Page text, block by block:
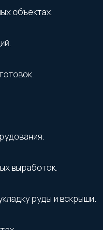
объектах.
выработок.
руды и вскрыши.